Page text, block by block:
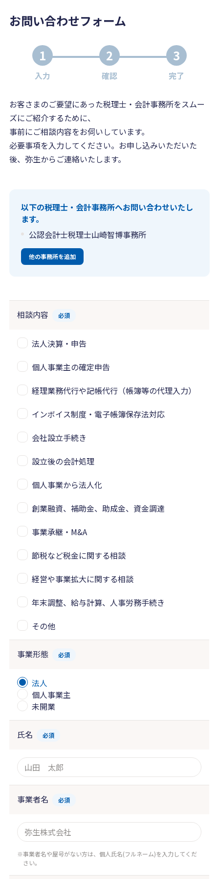
お問い合わせフォーム
1
入力
2
確認
3
完了
お客さまのご要望にあった税理士・会計事務所をスムー
ズにご紹介するために、
事前にご相談内容をお伺いしています。
必要事項を入力してください。お申し込みいただいた
後、弥生からご連絡いたします。
以下の税理士・会計事務所へお問い合わせいたし
ます。
公認会計士税理士山崎智博事務所
他の事務所を追加
相談内容 必須
法人決算・申告
個人事業主の確定申告
経理業務代行や記帳代行（帳簿等の代理入力）
インボイス制度・電子帳簿保存法対応
会社設立手続き
設立後の会計処理
個人事業から法人化
創業融資、補助金、助成金、資金調達
事業承継・M&A
節税など税金に関する相談
経営や事業拡大に関する相談
年末調整、給与計算、人事労務手続き
その他
事業形態 必須
法人
個人事業主
未開業
氏名 必須
事業者名 必須
事業者名や屋号がない方は、個人氏名(フルネーム)を入力してくだ
さい。